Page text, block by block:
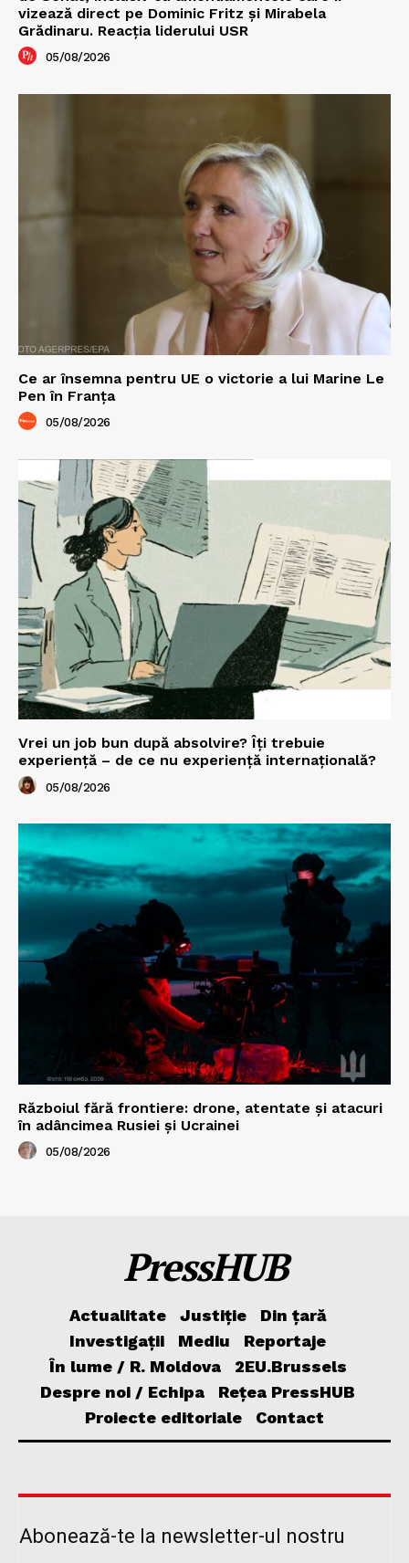
vizează direct pe Dominic Fritz și Mirabela
Grădinaru. Reacția liderului USR
05/08/2026
Ce ar însemna pentru UE o victorie a lui Marine Le
Pen în Franța
05/08/2026
Vrei un job bun după absolvire? Îți trebuie
experiență – de ce nu experiență internațională?
05/08/2026
Războiul fără frontiere: drone, atentate și atacuri
în adâncimea Rusiei și Ucrainei
05/08/2026
PressHUB
Actualitate Justiție
Din țară
Investigații
Mediu
Reportaje
În lume / R. Moldova
2EU.Brussels
Despre noi / Echipa
Rețea PressHUB
Proiecte editoriale
Contact
Abonează-te la newsletter-ul nostru